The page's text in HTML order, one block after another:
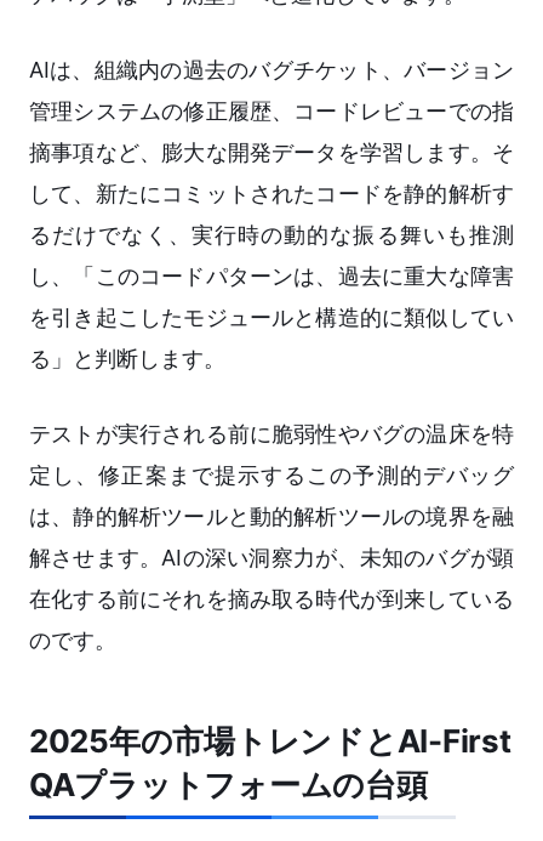
AIは、組織内の過去のバグチケット、バージョン
管理システムの修正履歴、コードレビューでの指
摘事項など、膨大な開発データを学習します。そ
して、新たにコミットされたコードを静的解析す
るだけでなく、実行時の動的な振る舞いも推測
し、「このコードパターンは、過去に重大な障害
を引き起こしたモジュールと構造的に類似してい
る」と判断します。
テストが実行される前に脆弱性やバグの温床を特
定し、修正案まで提示するこの予測的デバッグ
は、静的解析ツールと動的解析ツールの境界を融
解させます。AIの深い洞察力が、未知のバグが顕
在化する前にそれを摘み取る時代が到来している
のです。
2025年の市場トレンドとAI-First
QAプラットフォームの台頭